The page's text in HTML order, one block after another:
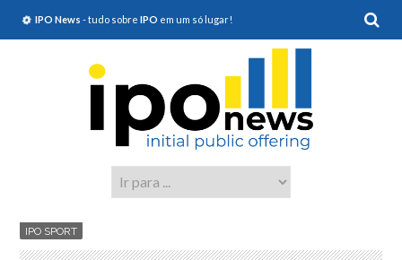
IPO News - tudo sobre IPO em um só lugar!
IPO SPORT